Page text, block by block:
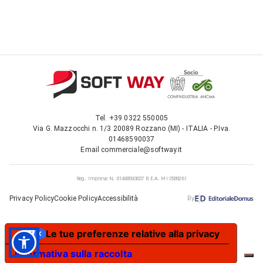
Tel. +39 0322 550005
Via G. Mazzocchi n. 1/3 20089 Rozzano (MI) - ITALIA - P.Iva.
01468590037
Email commerciale@softway.it
Reg. Imprese N. 01468590037 R.E.A. MI-2589261
Privacy PolicyCookie PolicyAccessibilità By
Informativa sulla raccolta
Le tue preferenze relative alla privacy